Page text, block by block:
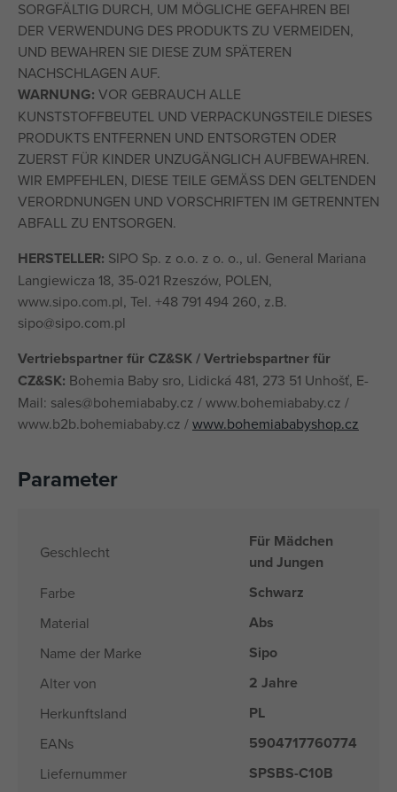
SORGFÄLTIG DURCH, UM MÖGLICHE GEFAHREN BEI
DER VERWENDUNG DES PRODUKTS ZU VERMEIDEN,
UND BEWAHREN SIE DIESE ZUM SPÄTEREN
NACHSCHLAGEN AUF.
WARNUNG: VOR GEBRAUCH ALLE
KUNSTSTOFFBEUTEL UND VERPACKUNGSTEILE DIESES
PRODUKTS ENTFERNEN UND ENTSORGTEN ODER
ZUERST FÜR KINDER UNZUGÄNGLICH AUFBEWAHREN.
WIR EMPFEHLEN, DIESE TEILE GEMÄSS DEN GELTENDEN
VERORDNUNGEN UND VORSCHRIFTEN IM GETRENNTEN
ABFALL ZU ENTSORGEN.
HERSTELLER: SIPO Sp. z o.o. z o. o., ul. General Mariana
Langiewicza 18, 35-021 Rzeszów, POLEN,
www.sipo.com.pl, Tel. +48 791 494 260, z.B.
sipo@sipo.com.pl
Vertriebspartner für CZ&SK / Vertriebspartner für
CZ&SK: Bohemia Baby sro, Lidická 481, 273 51 Unhošť, E-
Mail: sales@bohemiababy.cz / www.bohemiababy.cz /
www.b2b.bohemiababy.cz /www.bohemiababyshop.cz
Parameter
Geschlecht
Für Mädchen
und Jungen
Farbe Schwarz
Material Abs
Name der Marke Sipo
Alter von 2 Jahre
Herkunftsland PL
EANs 5904717760774
Liefernummer SPSBS-C10B